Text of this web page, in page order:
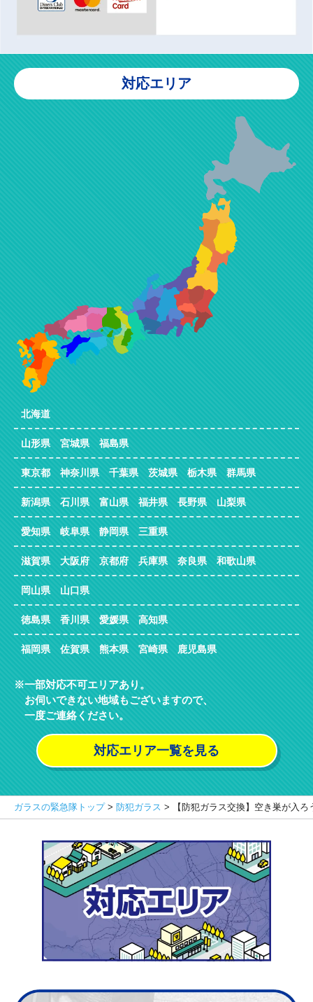
対応エリア
北海道
山形県 宮城県 福島県
東京都 神奈川県 千葉県 茨城県 栃木県 群馬県
新潟県 石川県 富山県 福井県 長野県 山梨県
愛知県 岐阜県 静岡県 三重県
滋賀県 大阪府 京都府 兵庫県 奈良県 和歌山県
岡山県 山口県
徳島県 香川県 愛媛県 高知県
福岡県 佐賀県 熊本県 宮崎県 鹿児島県
一部対応不可エリアあり。
お伺いできない地域もございますので、
一度ご連絡ください。
対応エリア一覧を見る
ガラスの緊急隊トップ> 防犯ガラス > 【防犯ガラス交換】空き巣が入